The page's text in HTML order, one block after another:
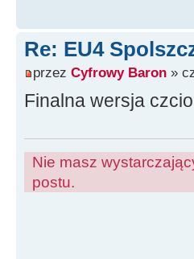
Re: EU4
przez Cyfrowy Baron »
Finalna wersja
Nie masz
postu.